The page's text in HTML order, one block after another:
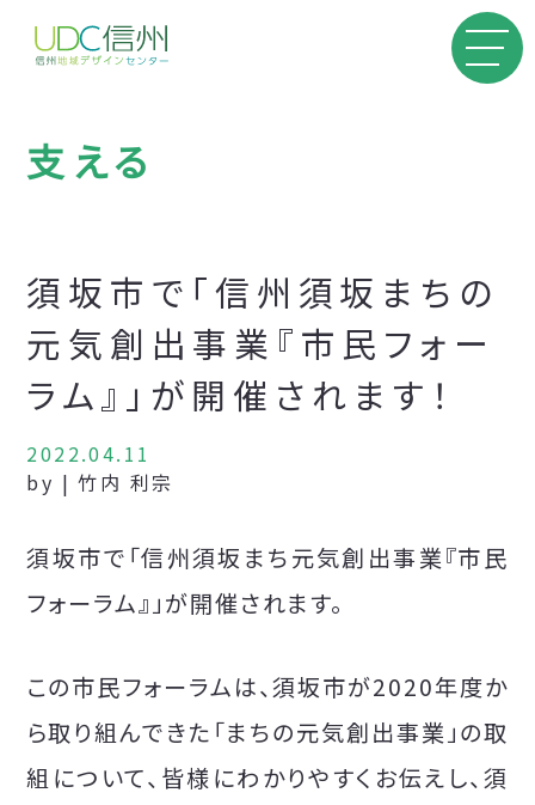
支える
須坂市で「信州須坂まちの
元気創出事業『市民フォー
ラム』」が開催されます！
2022.04.11
by | 竹内 利宗
須坂市で「信州須坂まち元気創出事業『市民
フォーラム』」が開催されます。
この市民フォーラムは、須坂市が2020年度か
ら取り組んできた「まちの元気創出事業」の取
組について、皆様にわかりやすくお伝えし、須